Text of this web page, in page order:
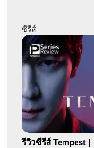
ซีรีส์
รีวิวซีรีส์ Tempest